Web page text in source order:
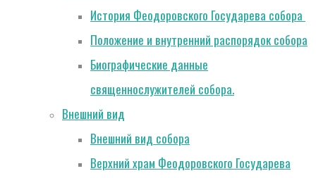
История Феодоровского Государева собора
Положение и внутренний распорядок собора
Биографические данные
священнослужителей собора.
Внешний вид
Внешний вид собора
Верхний храм Феодоровского Государева